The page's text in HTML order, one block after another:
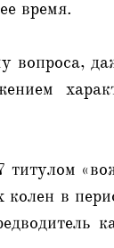
время.
колен в